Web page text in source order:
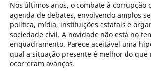
Nos últimos anos, o combate à corrupção
agenda de debates, envolvendo amplos
política, mídia, instituições estatais e
sociedade civil. A novidade não está no
enquadramento. Parece aceitável uma
qual a situação presente é melhor do que
ocorreram avanços.